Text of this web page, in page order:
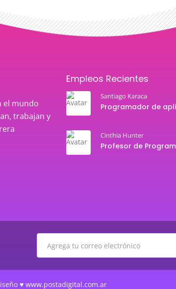
el mundo
trabajan y
Empleos Recientes
Santiago Karaca
Cinthia Hunter
♥ www.postadigital.com.ar